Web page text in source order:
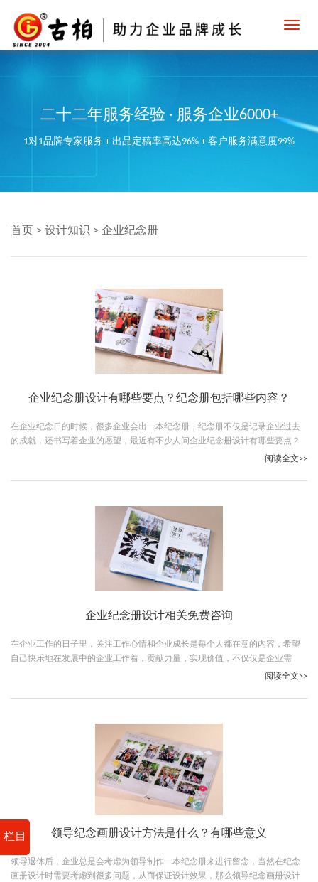
二十二年服务经验 · 服务企业6000+
1对1品牌专家服务 + 出品定稿率高达96% + 客户服务满意度99%
栏目
首页 > 设计知识 > 企业纪念册
企业纪念册设计有哪些要点？纪念册包括哪些内容？
在企业纪念日的时候，很多企业会出一本纪念册，纪念册不仅是记录企业过去
的成就，还书写着企业的愿望，最近有不少人问企业纪念册设计有哪些要点？
纪念册包括哪些内容？下面古柏广告设计的小编就给大家解答一下这两个问
阅读全文>>
企业纪念册设计相关免费咨询
在企业工作的日子里，关注工作心情和企业成长是每个人都在意的内容，希望
自己快乐地在发展中的企业工作着，贡献力量，实现价值，不仅仅是企业需
要，也在于企业的员工在意的东西，企业经营活动中，企业会制作企业纪念
了解到一本企业纪念册的价值。制作企业周年庆纪念册，需要完整的企业纪念
带给企业、员工的积极作用。下面由古柏设计带你了解企业纪念册设计的相关
阅读全文>>
领导纪念画册设计方法是什么？有哪些意义
领导退休后，企业总是会考虑为领导制作一本纪念册来进行留念，当然在纪念
画册设计时需要考虑到很多问题，从而保证设计效果，那么领导纪念画册设计